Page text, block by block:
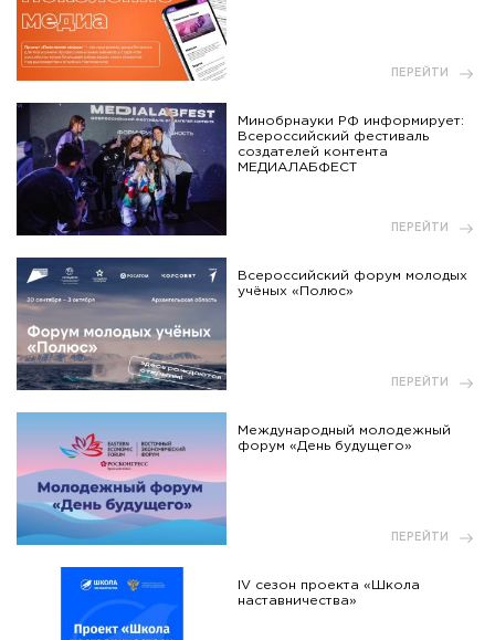
ПЕРЕЙТИ
Минобрнауки РФ информирует:
Всероссийский фестиваль
создателей контента
МЕДИАЛАБФЕСТ
ПЕРЕЙТИ
Всероссийский форум молодых
учёных «Полюс»
ПЕРЕЙТИ
Международный молодежный
форум «День будущего»
ПЕРЕЙТИ
IV сезон проекта «Школа
наставничества»